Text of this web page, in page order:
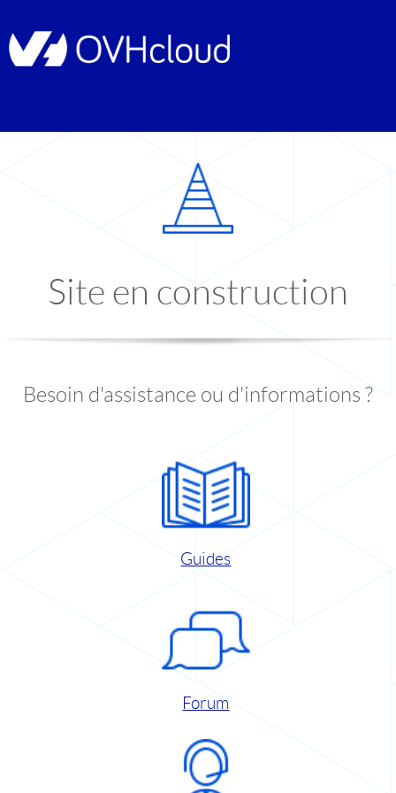
Site en construction
Besoin d'assistance ou d'informations ?
Guides
Forum